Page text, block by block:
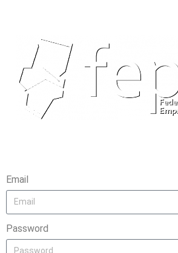
Email
Password